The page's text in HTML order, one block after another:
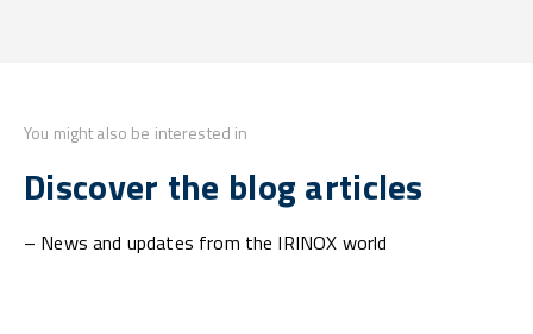
You might also be interested in
Discover the blog articles
– News and updates from the IRINOX world